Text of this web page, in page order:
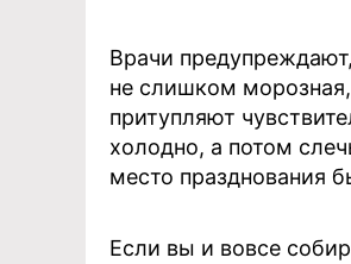
Врачи
не слишком
притупляют
холодно, а потом
место празднования
Если вы и вовсе